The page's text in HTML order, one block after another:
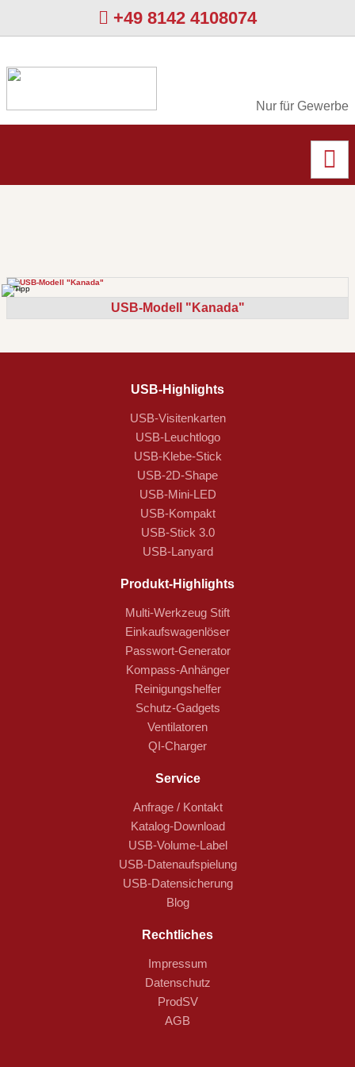
+49 8142 4108074
Nur für Gewerbe
USB-Modell "Kanada"
USB-Highlights
USB-Visitenkarten
USB-Leuchtlogo
USB-Klebe-Stick
USB-2D-Shape
USB-Mini-LED
USB-Kompakt
USB-Stick 3.0
USB-Lanyard
Produkt-Highlights
Multi-Werkzeug Stift
Einkaufswagenlöser
Passwort-Generator
Kompass-Anhänger
Reinigungshelfer
Schutz-Gadgets
Ventilatoren
QI-Charger
Service
Anfrage / Kontakt
Katalog-Download
USB-Volume-Label
USB-Datenaufspielung
USB-Datensicherung
Blog
Rechtliches
Impressum
Datenschutz
ProdSV
AGB